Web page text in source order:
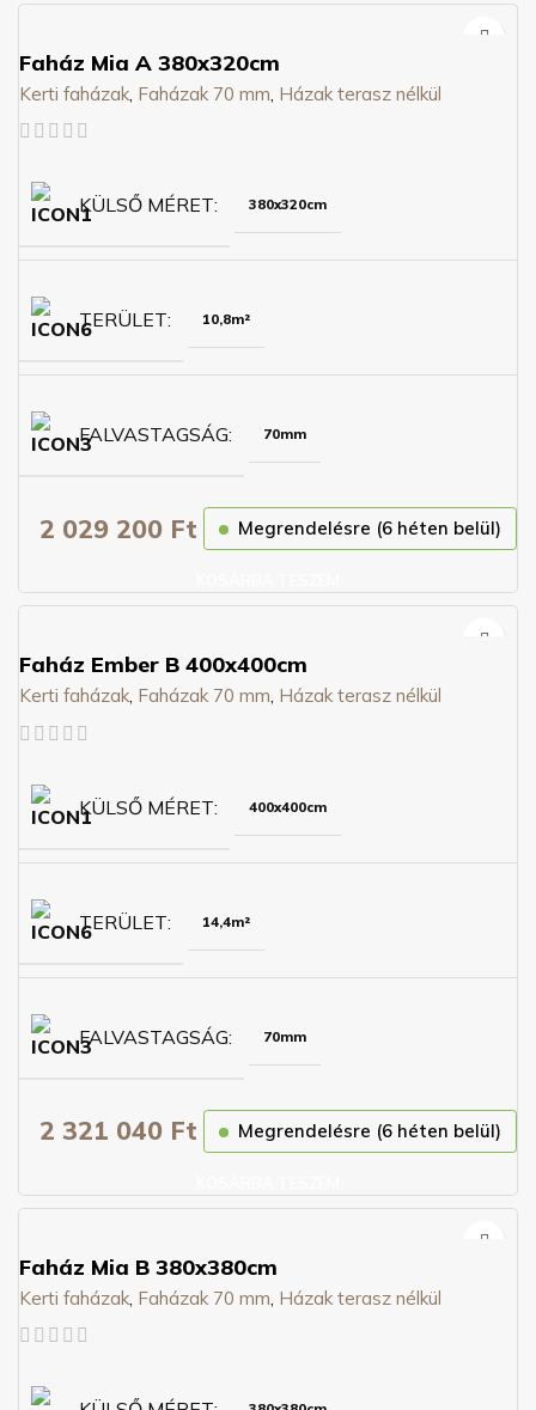
Faház Mia A 380x320cm
Kerti faházak Faházak 70 mm Házak terasz nélkül
KÜLSŐ MÉRET 380x320cm
TERÜLET 10,8m²
FALVASTAGSÁG 70mm
2 029 200 Ft Megrendelésre (6 héten belül)
Faház Ember B 400x400cm
Kerti faházak, Faházak 70 mm, Házak terasz nélkül
KÜLSŐ MÉRET 400x400cm
TERÜLET 14,4m²
FALVASTAGSÁG 70mm
2 321 040 Ft Megrendelésre (6 héten belül)
Faház Mia B 380x380cm
Kerti faházak Faházak 70 mm Házak terasz nélkül